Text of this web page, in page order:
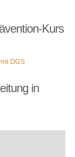
Kurs
DGS
in